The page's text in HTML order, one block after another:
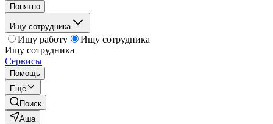
Понятно
Ищу сотрудника
Ищу работу
Ищу сотрудника
Ищу сотрудника
Сервисы
Помощь
Ещё
Поиск
Аша